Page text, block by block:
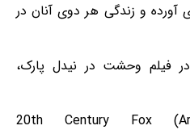
و زندگی هر دوی آنان در
در فیلم وحشت در نیدل پارک،
20th Century Fox